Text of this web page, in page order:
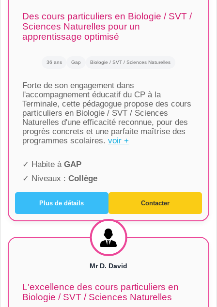
Des cours particuliers en Biologie / SVT /
Sciences Naturelles pour un
apprentissage optimisé
36 ans Gap Biologie / SVT / Sciences Naturelles
Forte de son engagement dans
l'accompagnement éducatif du CP à la
Terminale, cette pédagogue propose des cours
particuliers en Biologie / SVT / Sciences
Naturelles d'une efficacité reconnue, pour des
progrès concrets et une parfaite maîtrise des
programmes scolaires. voir +
✓ Habite à GAP
✓ Niveaux : Collège
Plus de détails Contacter
Mr D. David
L'excellence des cours particuliers en
Biologie / SVT / Sciences Naturelles